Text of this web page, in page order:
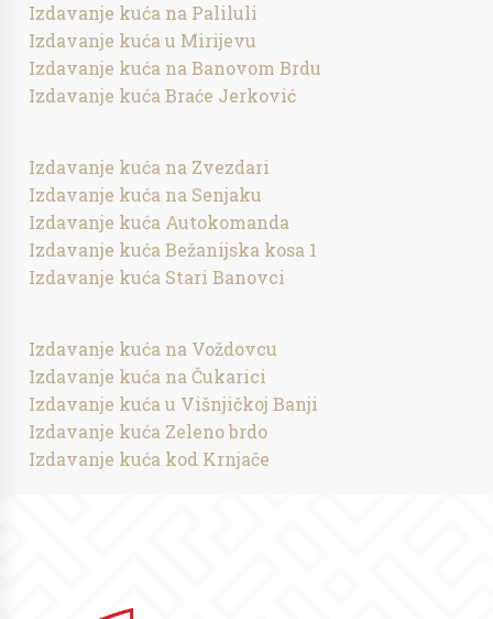
Izdavanje kuća na Paliluli
Izdavanje kuća u Mirijevu
Izdavanje kuća na Banovom Brdu
Izdavanje kuća Braće Jerković
Izdavanje kuća na Zvezdari
Izdavanje kuća na Senjaku
Izdavanje kuća Autokomanda
Izdavanje kuća Bežanijska kosa 1
Izdavanje kuća Stari Banovci
Izdavanje kuća na Voždovcu
Izdavanje kuća na Čukarici
Izdavanje kuća u Višnjičkoj Banji
Izdavanje kuća Zeleno brdo
Izdavanje kuća kod Krnjače